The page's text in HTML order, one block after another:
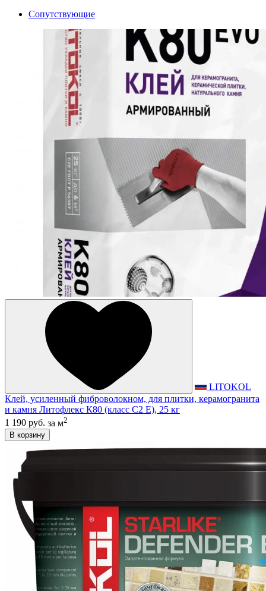
Сопутствующие
LITOKOL
Клей, усиленный фиброволокном, для плитки, керамогранита
и камня Литофлекс К80 (класс С2 E), 25 кг
1 190 руб. за м2
В корзину